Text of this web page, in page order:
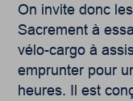
On invite donc
Sacrement à
vélo-cargo à
emprunter pour
heures. Il est